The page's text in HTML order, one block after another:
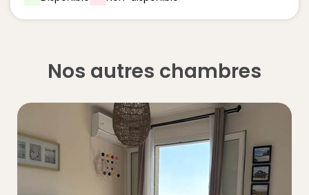
Nos autres chambres